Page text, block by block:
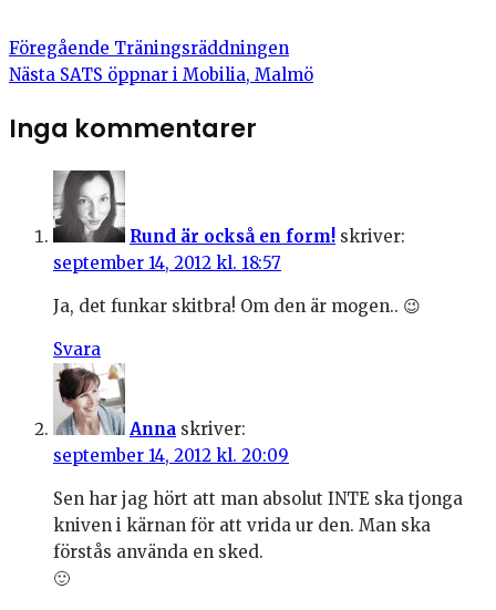
Föregående Träningsräddningen
Nästa SATS öppnar i Mobilia, Malmö
Inga kommentarer
Rund är också en form! skriver:
september 14, 2012 kl. 18:57
Ja, det funkar skitbra! Om den är mogen.. 😉
Svara
Anna skriver:
september 14, 2012 kl. 20:09
Sen har jag hört att man absolut INTE ska tjonga
kniven i kärnan för att vrida ur den. Man ska
förstås använda en sked.
🙂